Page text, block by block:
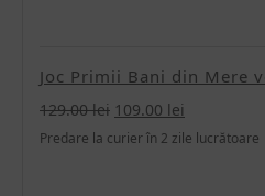
Joc Primii Bani din Mere
129.00lei Prețul
inițial
109.00 lei
curent
Predare la curier în 2 zile lucrătoare